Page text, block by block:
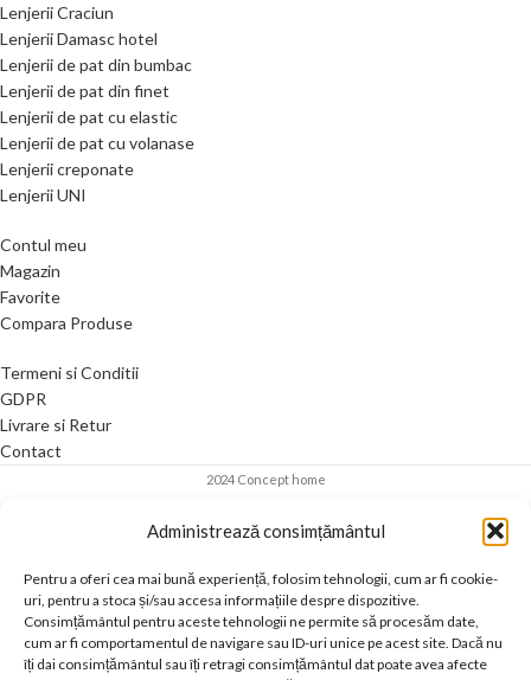
Administrează consimțământul
Pentru a oferi cea mai bună experiență, folosim tehnologii, cum ar fi cookie-
uri, pentru a stoca și/sau accesa informațiile despre dispozitive.
Consimțământul pentru aceste tehnologii ne permite să procesăm date,
cum ar fi comportamentul de navigare sau ID-uri unice pe acest site. Dacă nu
îți dai consimțământul sau îți retragi consimțământul dat poate avea afecte
Lenjerii Craciun
Lenjerii Damasc hotel
Lenjerii de pat din bumbac
Lenjerii de pat din finet
Lenjerii de pat cu elastic
Lenjerii de pat cu volanase
Lenjerii creponate
Lenjerii UNI
Contul meu
Magazin
Favorite
Compara Produse
Termeni si Conditii
GDPR
Livrare si Retur
Contact
2024 Concept home